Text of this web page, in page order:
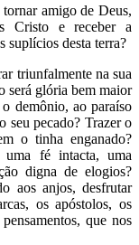
amigo de Deus,
Cristo e receber a
suplícios desta terra?
triunfalmente na sua
será glória bem maior
demônio, ao paraíso
seu pecado? Trazer o
o tinha enganado?
fé intacta, uma
digna de elogios?
aos anjos, desfrutar
os apóstolos, os
que nos